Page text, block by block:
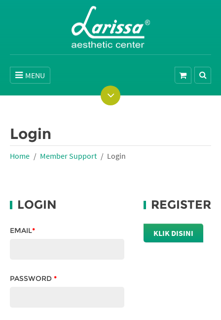
MENU
Login
Home Member Support Login
LOGIN
EMAIL*
PASSWORD *
REGISTER